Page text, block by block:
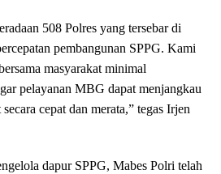
508 Polres yang tersebar di
pembangunan SPPG. Kami
masyarakat minimal
pelayanan MBG dapat menjangkau
cepat dan merata,” tegas Irjen
dapur SPPG, Mabes Polri telah